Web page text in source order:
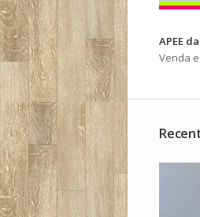
APEE
Venda